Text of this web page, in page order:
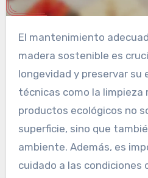
El mantenimiento adecuado de los muebles de
madera sostenible es
longevidad y preservar su
técnicas como la limpieza
productos ecológicos no
superficie, sino que
ambiente. Además, es
cuidado a las condiciones